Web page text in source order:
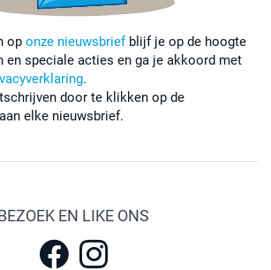
op onze nieuwsbriefblijf je op de hoogte
en speciale acties en ga je akkoord met
.
door te klikken op de
elke nieuwsbrief.
EN LIKE ONS